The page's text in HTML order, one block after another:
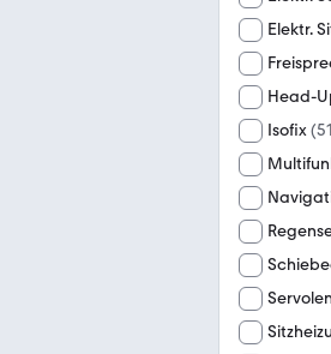
Elektr.
Head-
Isofix(51